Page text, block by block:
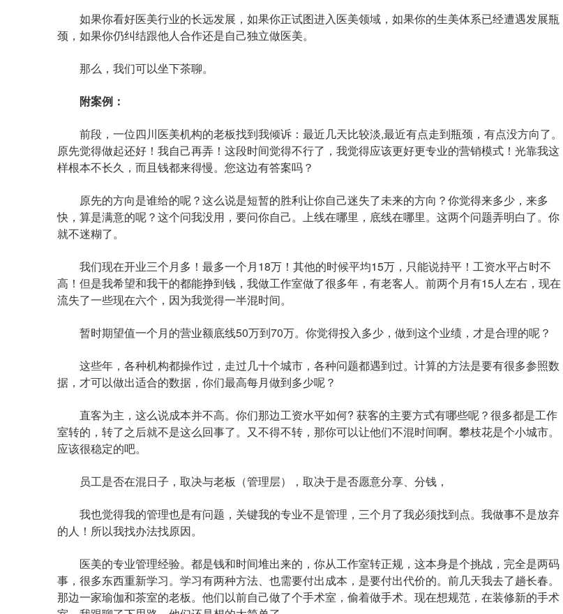
如果你看好医美行业的长远发展，如果你正试图进入医美领域，如果你的生美体系已经遭遇发展瓶
颈，如果你仍纠结跟他人合作还是自己独立做医美。
那么，我们可以坐下茶聊。
附案例：
前段，一位四川医美机构的老板找到我倾诉：最近几天比较淡,最近有点走到瓶颈，有点没方向了。
原先觉得做起还好！我自己再弄！这段时间觉得不行了，我觉得应该更好更专业的营销模式！光靠我这
样根本不长久，而且钱都来得慢。您这边有答案吗？
原先的方向是谁给的呢？这么说是短暂的胜利让你自己迷失了未来的方向？你觉得来多少，来多
快，算是满意的呢？这个问我没用，要问你自己。上线在哪里，底线在哪里。这两个问题弄明白了。你
就不迷糊了。
我们现在开业三个月多！最多一个月18万！其他的时候平均15万，只能说持平！工资水平占时不
高！但是我希望和我干的都能挣到钱，我做工作室做了很多年，有老客人。前两个月有15人左右，现在
流失了一些现在六个，因为我觉得一半混时间。
暂时期望值一个月的营业额底线50万到70万。你觉得投入多少，做到这个业绩，才是合理的呢？
这些年，各种机构都操作过，走过几十个城市，各种问题都遇到过。计算的方法是要有很多参照数
据，才可以做出适合的数据，你们最高每月做到多少呢？
直客为主，这么说成本并不高。你们那边工资水平如何? 获客的主要方式有哪些呢？很多都是工作
室转的，转了之后就不是这么回事了。又不得不转，那你可以让他们不混时间啊。攀枝花是个小城市。
应该很稳定的吧。
员工是否在混日子，取决与老板（管理层），取决于是否愿意分享、分钱，
我也觉得我的管理也是有问题，关键我的专业不是管理，三个月了我必须找到点。我做事不是放弃
的人！所以我找办法找原因。
医美的专业管理经验。都是钱和时间堆出来的，你从工作室转正规，这本身是个挑战，完全是两码
事，很多东西重新学习。学习有两种方法、也需要付出成本，是要付出代价的。前几天我去了趟长春。
那边一家瑜伽和茶室的老板。他们以前自己做了个手术室，偷着做手术。现在想规范，在装修新的手术